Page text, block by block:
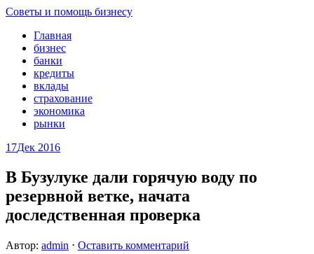
Советы и помощь бизнесу
Главная
бизнес
банки
кредиты
вклады
страхование
экономика
рынки
17Дек 2016
В Бузулуке дали горячую воду по
резервной ветке, начата
доследственная проверка
Автор: admin ⋅ Оставить комментарий